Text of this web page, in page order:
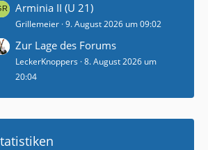
Arminia II (U 21)
Grillemeier 9. August 2026 um 09:02
Zur Lage des Forums
LeckerKnoppers 8. August 2026 um
20:04